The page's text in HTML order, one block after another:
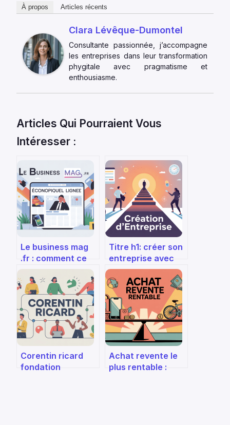
À propos Articles récents
Clara Lévêque-Dumontel
Consultante passionnée, j’accompagne
les entreprises dans leur transformation
phygitale avec pragmatisme et
enthousiasme.
Articles Qui Pourraient Vous
Intéresser :
Le business mag
.fr : comment ce
média en ligne
peut servir votre
stratégie
Titre h1: créer son
entreprise avec
creez-votre-
entreprise.fr :
guide complet et
concret
Corentin ricard
fondation
Achat revente le
plus rentable :